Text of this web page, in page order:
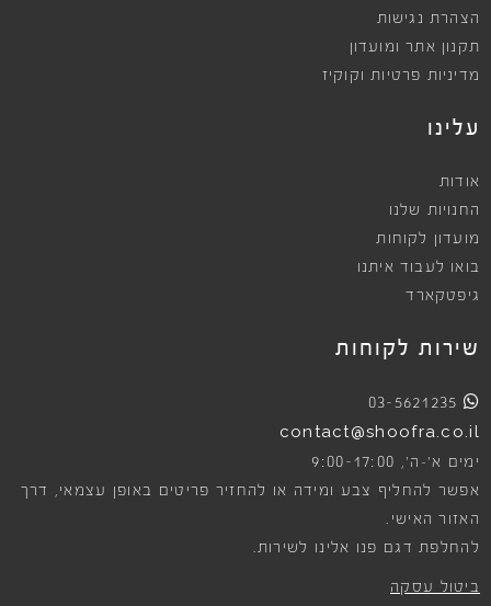
הצהרת נגישות
תקנון אתר ומועדון
מדיניות פרטיות וקוקיז
עלינו
אודות
החנויות שלנו
מועדון לקוחות
בואו לעבוד איתנו
גיפטקארד
שירות לקוחות
03-5621235
contact@shoofra.co.il
ימים א׳-ה׳, 9:00-17:00
אפשר להחליף צבע ומידה או להחזיר פריטים באופן עצמאי, דרך
האזור האישי.
להחלפת דגם פנו אלינו לשירות.
ביטול עסקה